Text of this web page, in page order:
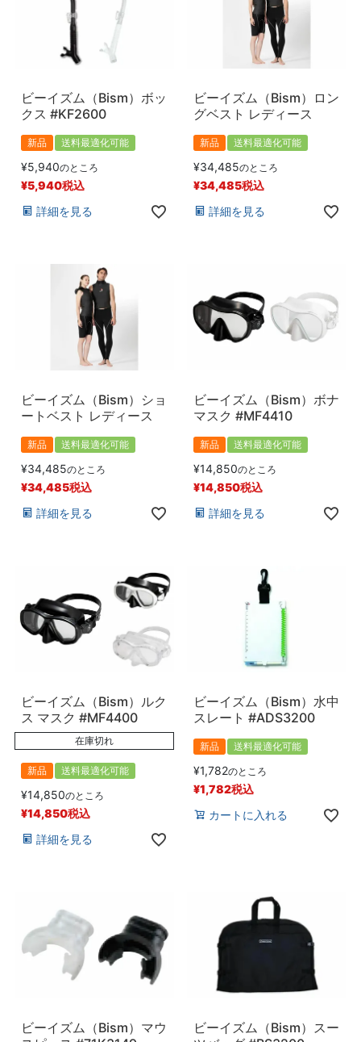
ビーイズム（Bism）ボッ
クス #KF2600
新品 送料最適化可能
¥5,940のところ
¥5,940税込
詳細を見る
ビーイズム（Bism）ロン
グベスト レディース
新品 送料最適化可能
¥34,485のところ
¥34,485税込
詳細を見る
ビーイズム（Bism）ショ
ートベスト レディース
新品 送料最適化可能
¥34,485のところ
¥34,485税込
詳細を見る
ビーイズム（Bism）ボナ
マスク #MF4410
新品 送料最適化可能
¥14,850のところ
¥14,850税込
詳細を見る
ビーイズム（Bism）ルク
ス マスク #MF4400
在庫切れ
新品 送料最適化可能
¥14,850のところ
¥14,850税込
詳細を見る
ビーイズム（Bism）水中
スレート #ADS3200
新品 送料最適化可能
¥1,782のところ
¥1,782税込
カートに入れる
ビーイズム（Bism）マウ
ビーイズム（Bism）スー